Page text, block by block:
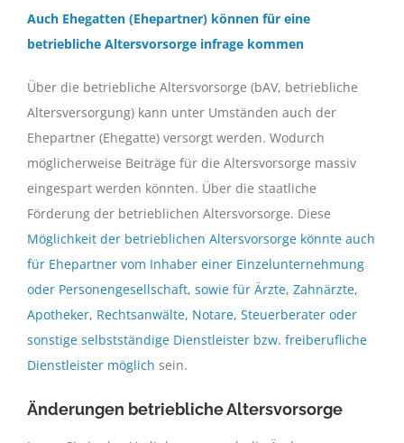
Auch Ehegatten (Ehepartner) können für eine
betriebliche Altersvorsorge infrage kommen
Über die betriebliche Altersvorsorge (bAV, betriebliche
Altersversorgung) kann unter Umständen auch der
Ehepartner (Ehegatte) versorgt werden. Wodurch
möglicherweise Beiträge für die Altersvorsorge massiv
eingespart werden könnten. Über die staatliche
Förderung der betrieblichen Altersvorsorge. Diese
Möglichkeit der betrieblichen Altersvorsorge könnte auch
für Ehepartner vom Inhaber einer Einzelunternehmung
oder Personengesellschaft, sowie für Ärzte, Zahnärzte,
Apotheker, Rechtsanwälte, Notare, Steuerberater oder
sonstige selbstständige Dienstleister bzw. freiberufliche
Dienstleister möglich sein.
Änderungen betriebliche Altersvorsorge